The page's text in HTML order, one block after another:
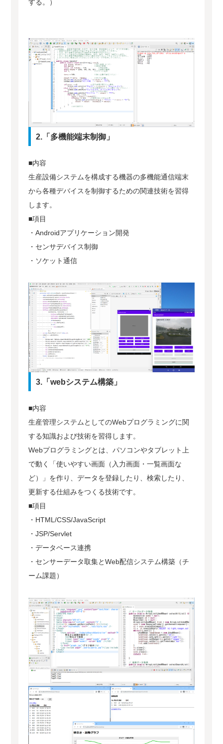
する。）
2.「多機能端末制御」
■内容
生産設備システムを構成する機器の多機能通信端末
から各種デバイスを制御するための関連技術を習得
します。
■項目
・Androidアプリケーション開発
・センサデバイス制御
・ソケット通信
3.「webシステム構築」
■内容
生産管理システムとしてのWebプログラミングに関
する知識および技術を習得します。
Webプログラミングとは、パソコンやタブレット上
で動く「使いやすい画面（入力画面・一覧画面な
ど）」を作り、データを登録したり、検索したり、
更新する仕組みをつくる技術です。
■項目
・HTML/CSS/JavaScript
・JSP/Servlet
・データベース連携
・センサーデータ取集とWeb配信システム構築（チ
ーム課題）